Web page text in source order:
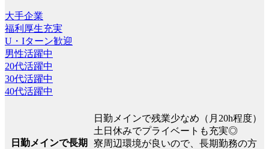
大手企業
福利厚生充実
U・Iターン歓迎
男性活躍中
20代活躍中
30代活躍中
40代活躍中
日勤メインで長期
日勤メインで残業少なめ（月20h程度）
土日休みでプライベートも充実◎
寮周辺環境が良いので、長期勤務の方